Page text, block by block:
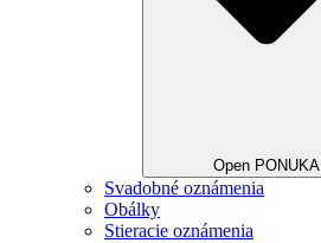
Open PONUKA
Svadobné oznámenia
Obálky
Stieracie oznámenia